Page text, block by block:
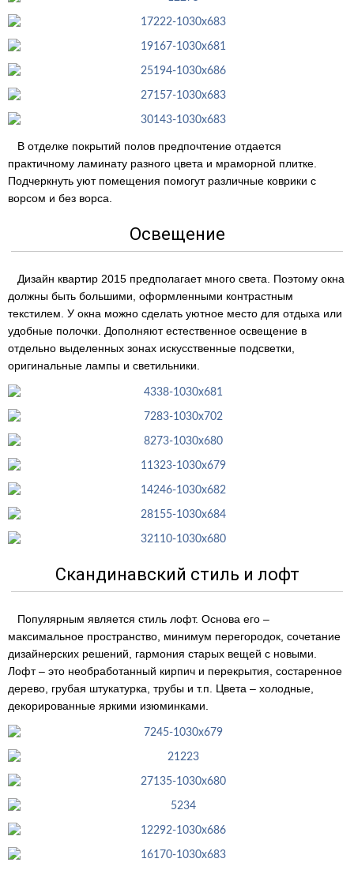
В отделке покрытий полов предпочтение отдается
практичному ламинату разного цвета и мраморной плитке.
Подчеркнуть уют помещения помогут различные коврики с
ворсом и без ворса.
Освещение
Дизайн квартир 2015 предполагает много света. Поэтому окна
должны быть большими, оформленными контрастным
текстилем. У окна можно сделать уютное место для отдыха или
удобные полочки. Дополняют естественное освещение в
отдельно выделенных зонах искусственные подсветки,
оригинальные лампы и светильники.
Скандинавский стиль и лофт
Популярным является стиль лофт. Основа его –
максимальное пространство, минимум перегородок, сочетание
дизайнерских решений, гармония старых вещей с новыми.
Лофт – это необработанный кирпич и перекрытия, состаренное
дерево, грубая штукатурка, трубы и т.п. Цвета – холодные,
декорированные яркими изюминками.